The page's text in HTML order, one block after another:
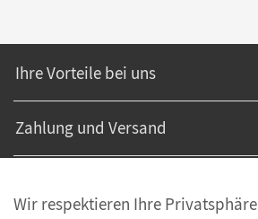
Ihre Vorteile bei uns
Zahlung und Versand
Wir respektieren Ihre Privatsphäre